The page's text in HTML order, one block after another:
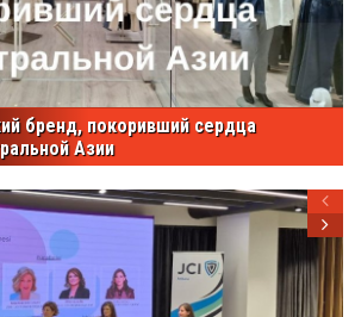
бренд, покоривший сердца
Азии